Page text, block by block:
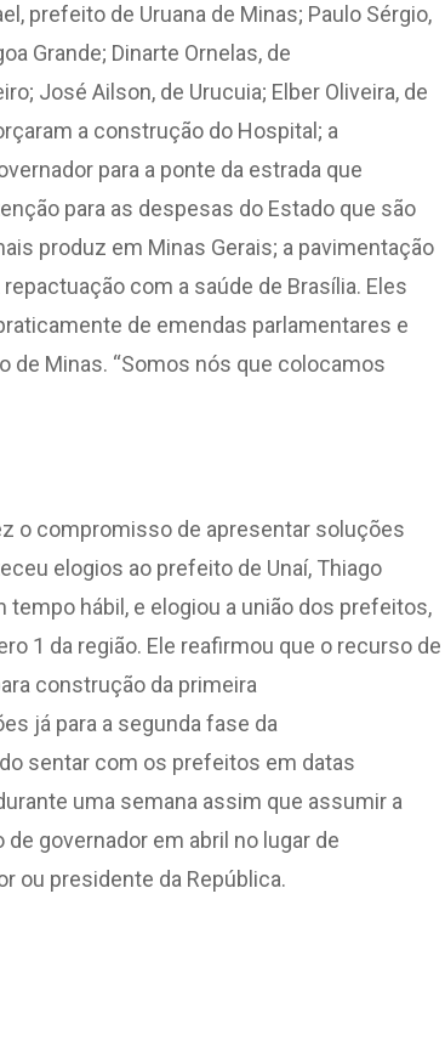
prefeito de Uruana de Minas; Paulo Sérgio,
Grande; Dinarte Ornelas, de
José Ailson, de Urucuia; Elber Oliveira, de
a construção do Hospital; a
para a ponte da estrada que
para as despesas do Estado que são
produz em Minas Gerais; a pavimentação
com a saúde de Brasília. Eles
de emendas parlamentares e
de Minas. “Somos nós que colocamos
o compromisso de apresentar soluções
elogios ao prefeito de Unaí, Thiago
hábil, e elogiou a união dos prefeitos,
1 da região. Ele reafirmou que o recurso de
construção da primeira
já para a segunda fase da
sentar com os prefeitos em datas
uma semana assim que assumir a
governador em abril no lugar de
ou presidente da República.